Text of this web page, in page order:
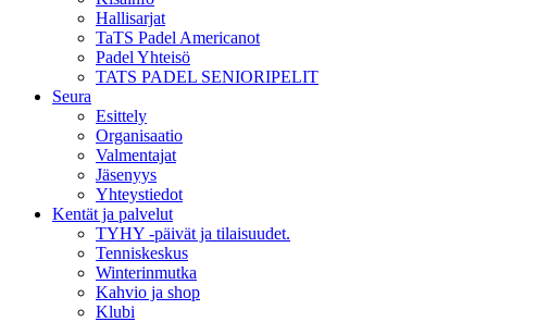
Hallisarjat
TaTS Padel Americanot
Padel Yhteisö
TATS PADEL SENIORIPELIT
Seura
Esittely
Organisaatio
Valmentajat
Jäsenyys
Yhteystiedot
Kentät ja palvelut
TYHY -päivät ja tilaisuudet.
Tenniskeskus
Winterinmutka
Kahvio ja shop
Klubi